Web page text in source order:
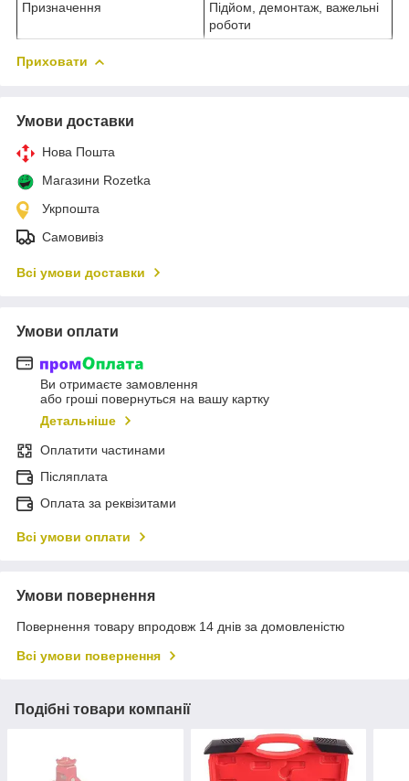
Призначення
Підйом, демонтаж, важельні
роботи
Приховати
Умови доставки
Нова Пошта
Магазини Rozetka
Укрпошта
Самовивіз
Всі умови доставки
Умови оплати
Ви отримаєте замовлення
або гроші повернуться на вашу картку
Детальніше
Оплатити частинами
Післяплата
Оплата за реквізитами
Всі умови оплати
Умови повернення
Повернення товару впродовж 14 днів за домовленістю
Всі умови повернення
Подібні товари компанії